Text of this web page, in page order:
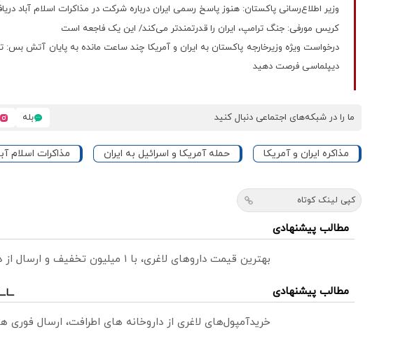
وزیر اطلاع‌رسانی پاکستان: هنوز پاسخ رسمی ایران درباره شرکت در مذاکرات اسلام آباد
کریس مورفی: جنگ ترامپ، ایران را قدرتمندتر می‌کند/ این یک فاجعه است
درخواست ویژه وزیرخارجه پاکستان به ایران و آمریکا چند ساعت مانده به پایان آتش
دیپلماسی فرصت دهید
ما را در شبکه‌های اجتماعی دنبال کنید بله
مذاکره ایران و آمریکا حمله آمریکا و اسرائیل به ایران مذاکرات اسلام
کپی لینک کوتاه
مطالب پیشنهادی
بهترین قیمت داروهای لاغری، با ۱ میلیون تخفیف و ارسال از داروخانه‌
مطالب پیشنهادی
خریدآمپول‌های لاغری از داروخانه های اطرافت، ارسال فوری